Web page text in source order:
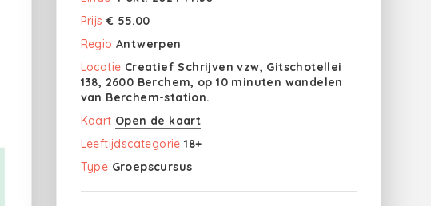
Prijs € 55.00
Regio Antwerpen
Locatie Creatief Schrijven vzw, Gitschotellei
138, 2600 Berchem, op 10 minuten wandelen
van Berchem-station.
Kaart Open de kaart
Leeftijdscategorie 18+
Type Groepscursus